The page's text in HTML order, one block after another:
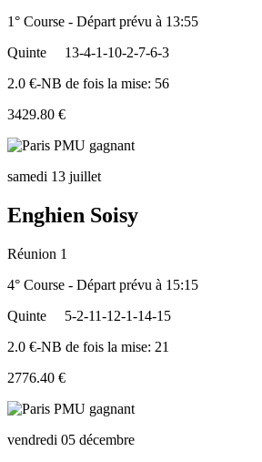
1° Course - Départ prévu à 13:55
Quinte
13-4-1-10-2-7-6-3
2.0 €-NB de fois la mise: 56
3429.80 €
samedi 13 juillet
Enghien Soisy
Réunion 1
4° Course - Départ prévu à 15:15
Quinte
5-2-11-12-1-14-15
2.0 €-NB de fois la mise: 21
2776.40 €
vendredi 05 décembre